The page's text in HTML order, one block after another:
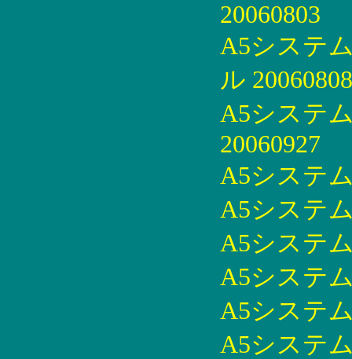
20060803
A5システ
ル 20060808
A5システ
20060927
A5システ
A5システ
A5システ
A5システ
A5システ
A5システ